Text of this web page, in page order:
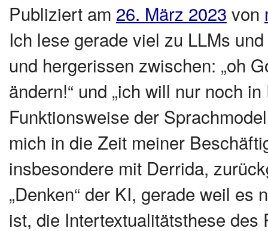
Publiziert am 26. März 2023 von
Ich lese gerade viel zu LLMs
und hergerissen zwischen: „oh
ändern!“ und „ich will nur noch
Funktionsweise der
mich in die Zeit meiner
insbesondere mit Derrida,
„Denken“ der KI, gerade weil
ist, die Intertextualitätsthese